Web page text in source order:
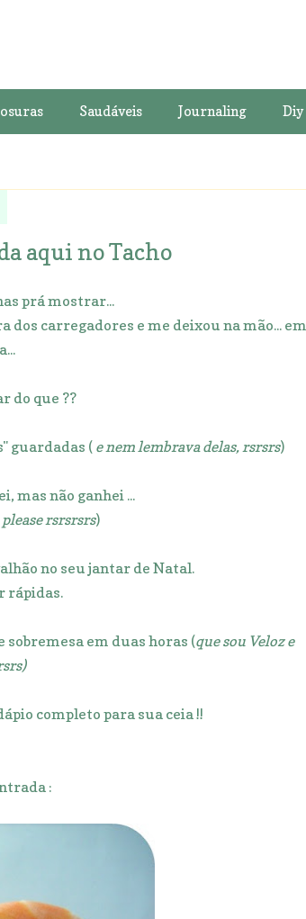
Saudáveis Journaling Diy
aqui no Tacho
prá mostrar...
carregadores e me deixou na mão... em
do que ??
guardadas ( e nem lembrava delas, rsrsrs)
mas não ganhei ...
rsrsrsrs)
no seu jantar de Natal.
rápidas.
em duas horas (que sou Veloz e
completo para sua ceia !!
: